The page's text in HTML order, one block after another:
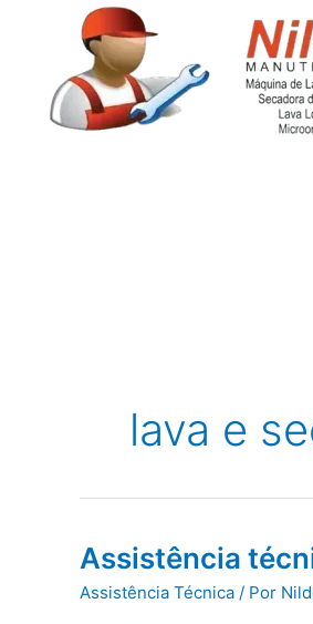
conteúdo
lava e
Assistência
Assistência Técnica / Por